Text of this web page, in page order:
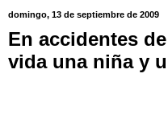
domingo, 13 de septiembre de 2009
En accidentes
vida una niña y